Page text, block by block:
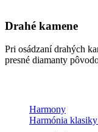
Harmony
Harmónia
Drahé kamene
Pri osádzaní drahých
presné diamanty